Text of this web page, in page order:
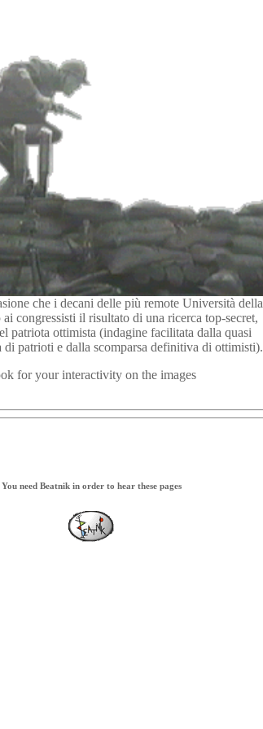
che i decani delle più remote Università della
ai congressisti il risultato di una ricerca top-secret,
patriota ottimista (indagine facilitata dalla quasi
di patrioti e dalla scomparsa definitiva di ottimisti).
for your interactivity on the images
You need Beatnik in order to hear these pages